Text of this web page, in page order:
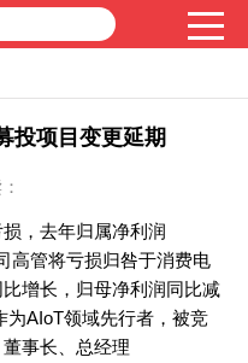
投项目变更延期
，去年归属净利润
高管将亏损归咎于消费电
增长，归母净利润同比减
为AIoT领域先行者，被竞
事长、总经理